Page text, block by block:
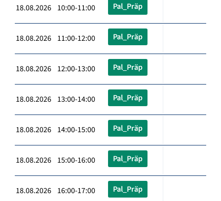
18.08.2026 10:00-11:00 Pal_Präp
18.08.2026 11:00-12:00 Pal_Präp
18.08.2026 12:00-13:00 Pal_Präp
18.08.2026 13:00-14:00 Pal_Präp
18.08.2026 14:00-15:00 Pal_Präp
18.08.2026 15:00-16:00 Pal_Präp
18.08.2026 16:00-17:00 Pal_Präp